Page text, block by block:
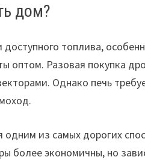
дом?
топлива,
оптом. Разовая покупка
Однако печь
одним из самых дорогих
более экономичны, но